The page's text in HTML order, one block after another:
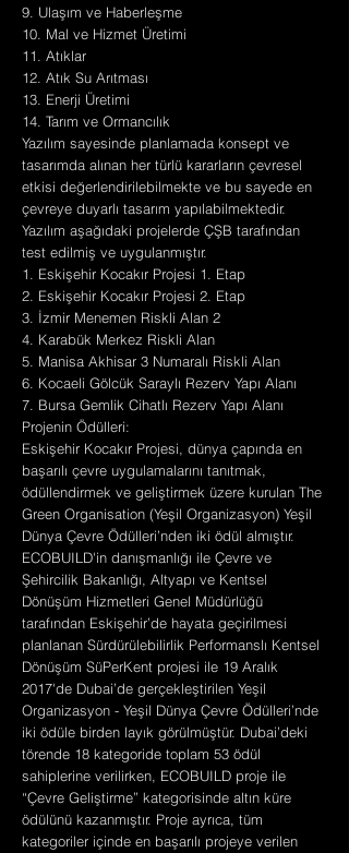
9. Ulaşım ve Haberleşme
10. Mal ve Hizmet Üretimi
11. Atıklar
12. Atık Su Arıtması
13. Enerji Üretimi
14. Tarım ve Ormancılık
Yazılım sayesinde planlamada konsept ve
tasarımda alınan her türlü kararların çevresel
etkisi değerlendirilebilmekte ve bu sayede en
çevreye duyarlı tasarım yapılabilmektedir.
Yazılım aşağıdaki projelerde ÇŞB tarafından
test edilmiş ve uygulanmıştır.
1. Eskişehir Kocakır Projesi 1. Etap
2. Eskişehir Kocakır Projesi 2. Etap
3. İzmir Menemen Riskli Alan 2
4. Karabük Merkez Riskli Alan
5. Manisa Akhisar 3 Numaralı Riskli Alan
6. Kocaeli Gölcük Saraylı Rezerv Yapı Alanı
7. Bursa Gemlik Cihatlı Rezerv Yapı Alanı
Projenin Ödülleri:
Eskişehir Kocakır Projesi, dünya çapında en
başarılı çevre uygulamalarını tanıtmak,
ödüllendirmek ve geliştirmek üzere kurulan The
Green Organisation (Yeşil Organizasyon) Yeşil
Dünya Çevre Ödülleri’nden iki ödül almıştır.
ECOBUILD'in danışmanlığı ile Çevre ve
Şehircilik Bakanlığı, Altyapı ve Kentsel
Dönüşüm Hizmetleri Genel Müdürlüğü
tarafından Eskişehir’de hayata geçirilmesi
planlanan Sürdürülebilirlik Performanslı Kentsel
Dönüşüm SüPerKent projesi ile 19 Aralık
2017'de Dubai’de gerçekleştirilen Yeşil
Organizasyon - Yeşil Dünya Çevre Ödülleri’nde
iki ödüle birden layık görülmüştür. Dubai’deki
törende 18 kategoride toplam 53 ödül
sahiplerine verilirken, ECOBUILD proje ile
“Çevre Geliştirme” kategorisinde altın küre
ödülünü kazanmıştır. Proje ayrıca, tüm
kategoriler içinde en başarılı projeye verilen